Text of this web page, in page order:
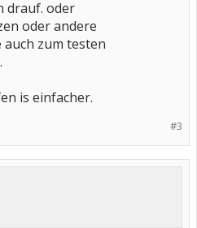
drauf. oder
oder andere
auch zum testen
is einfacher.
#3